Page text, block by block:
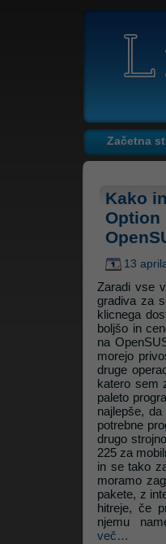
Litrop.net
Začetna
Kako
Option
13
Zaradi vse
gradiva za
klicnega
boljšo in
na
morejo
druge
katero sem
paleto
najlepše,
potrebne
drugo
225 za
in se tako
moramo
pakete, z
hitreje, če
njemu
več…